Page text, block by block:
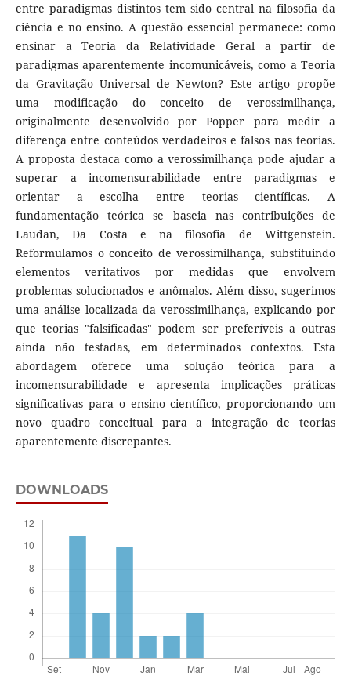
entre paradigmas distintos tem sido central na filosofia da
ciência e no ensino. A questão essencial permanece: como
ensinar a Teoria da Relatividade Geral a partir de
paradigmas aparentemente incomunicáveis, como a Teoria
da Gravitação Universal de Newton? Este artigo propõe
uma modificação do conceito de verossimilhança,
originalmente desenvolvido por Popper para medir a
diferença entre conteúdos verdadeiros e falsos nas teorias.
A proposta destaca como a verossimilhança pode ajudar a
superar a incomensurabilidade entre paradigmas e
orientar a escolha entre teorias científicas. A
fundamentação teórica se baseia nas contribuições de
Laudan, Da Costa e na filosofia de Wittgenstein.
Reformulamos o conceito de verossimilhança, substituindo
elementos veritativos por medidas que envolvem
problemas solucionados e anômalos. Além disso, sugerimos
uma análise localizada da verossimilhança, explicando por
que teorias "falsificadas" podem ser preferíveis a outras
ainda não testadas, em determinados contextos. Esta
abordagem oferece uma solução teórica para a
incomensurabilidade e apresenta implicações práticas
significativas para o ensino científico, proporcionando um
novo quadro conceitual para a integração de teorias
aparentemente discrepantes.
DOWNLOADS